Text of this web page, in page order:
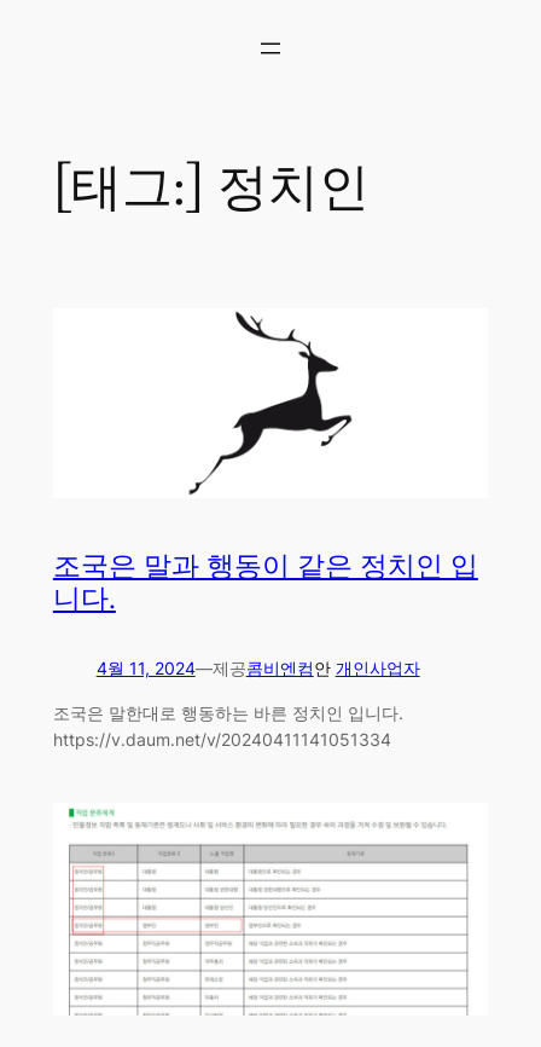
[태그:] 정치인
조국은 말과 행동이 같은 정치인 입
니다.
4월 11, 2024—제공콤비엔컴안 개인사업자
조국은 말한대로 행동하는 바른 정치인 입니다.
https://v.daum.net/v/20240411141051334